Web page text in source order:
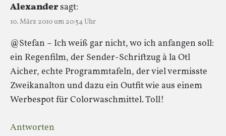
Alexandersagt:
10. März 2010 um 20:54 Uhr
@Stefan – Ich weiß gar nicht, wo ich anfangen soll:
ein Regenfilm, der Sender-Schriftzug à la Otl
Aicher, echte Programmtafeln, der viel vermisste
Zweikanalton und dazu ein Outfit wie aus einem
Werbespot für Colorwaschmittel. Toll!
Antworten